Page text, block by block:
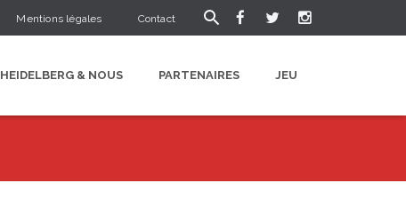
Mentions légales Contact
HEIDELBERG & NOUS PARTENAIRES JEU